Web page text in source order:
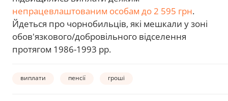
непрацевлаштованим особам до 2 595 грн.
Йдеться про чорнобильців, які мешкали у зоні
обов'язкового/добровільного відселення
протягом 1986-1993 рр.
виплати пенсії гроші